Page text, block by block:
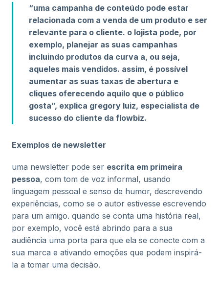
“uma campanha de conteúdo pode estar
relacionada com a venda de um produto e ser
relevante para o cliente. o lojista pode, por
exemplo, planejar as suas campanhas
incluindo produtos da curva a, ou seja,
aqueles mais vendidos. assim, é possível
aumentar as suas taxas de abertura e
cliques oferecendo aquilo que o público
gosta”, explica gregory luiz, especialista de
sucesso do cliente da flowbiz.
Exemplos de newsletter
uma newsletter pode ser escrita em primeira
pessoa, com tom de voz informal, usando
linguagem pessoal e senso de humor, descrevendo
experiências, como se o autor estivesse escrevendo
para um amigo. quando se conta uma história real,
por exemplo, você está abrindo para a sua
audiência uma porta para que ela se conecte com a
sua marca e ativando emoções que podem inspirá-
la a tomar uma decisão.